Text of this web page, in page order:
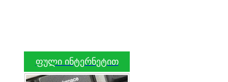
ფული ინტერნეტით